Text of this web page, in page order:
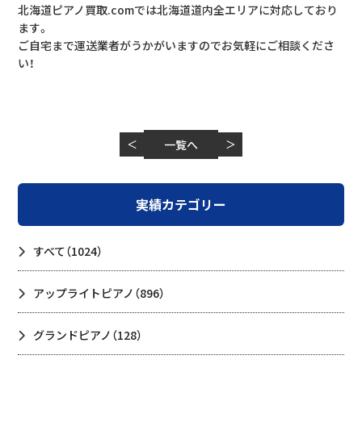
北海道ピアノ買取.comでは北海道道内全エリアに対応しており
ます。
ご自宅まで運送業者がうかがいますのでお気軽にご相談くださ
い！
＜ 一覧へ ＞
実績カテゴリー
すべて（1024）
アップライトピアノ （896）
グランドピアノ （128）